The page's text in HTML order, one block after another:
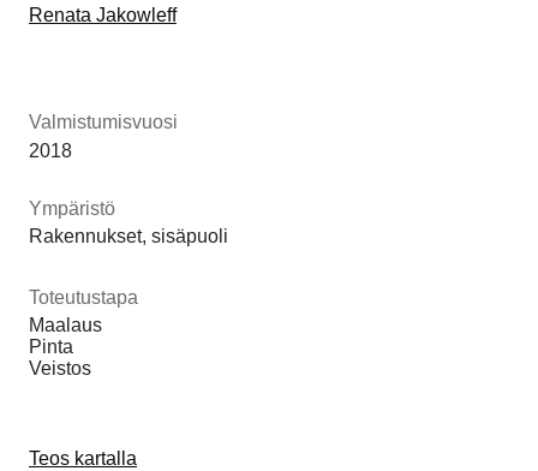
Renata Jakowleff
Valmistumisvuosi
2018
Ympäristö
Rakennukset, sisäpuoli
Toteutustapa
Maalaus
Pinta
Veistos
Teos kartalla